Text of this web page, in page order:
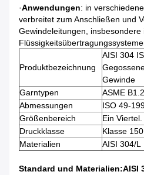
·Anwendungen: in
verbreitet zum Anschließen und
Gewindeleitungen, insbesondere
Produktbezeichnung
AISI 304
Gewinde
Garntypen
ASME
Abmessungen
ISO 49-
Größenbereich
Ein Viertel.
Druckklasse
Klasse 150
Materialien
AISI 304/L
Standard und Materialien:AISI